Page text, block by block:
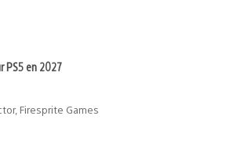
PS5 en 2027
Firesprite Games